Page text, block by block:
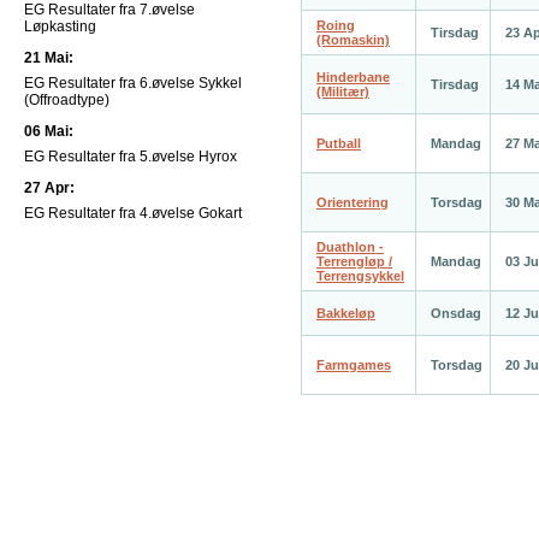
EG Resultater fra 7.øvelse
Løpkasting
21 Mai:
EG Resultater fra 6.øvelse Sykkel
(Offroadtype)
06 Mai:
EG Resultater fra 5.øvelse Hyrox
27 Apr:
EG Resultater fra 4.øvelse Gokart
Roing
(Romaskin)
Tirsdag 23
Hinderbane
(Militær)
Tirsdag 14
Putball Mandag 27
Orientering Torsdag 30
Duathlon -
Terrengløp /
Terrengsykkel
Mandag 03
Bakkeløp Onsdag 12
Farmgames Torsdag 20